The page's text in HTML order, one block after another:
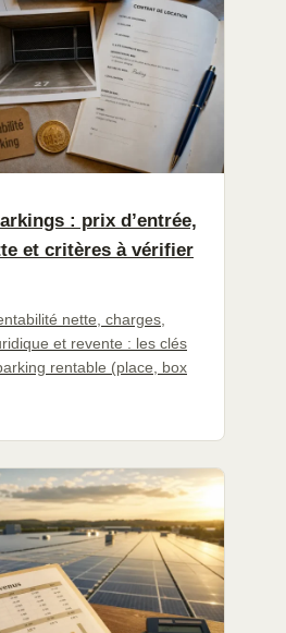
: prix d’entrée,
et critères à vérifier
nette, charges,
et revente : les clés
rentable (place, box